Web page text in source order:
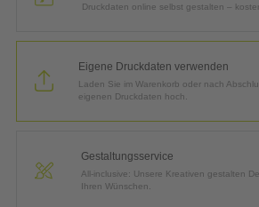
Druckdaten online selbst gestalten –
Eigene Druckdaten verwenden
Laden Sie im Warenkorb oder nach
eigenen Druckdaten hoch.
Gestaltungsservice
All-inclusive: Unsere Kreativen gestalten
Ihren Wünschen.